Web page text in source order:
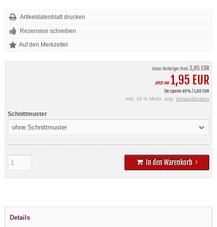
Artikeldatenblatt drucken
Rezension schreiben
Unser bisheriger Preis3,85 EUR
Jetzt nur1,95 EUR
Sie sparen 49% / 1,90 EUR
inkl. 19 % MwSt. zzgl. Versandkosten
Schnittmuster
ohne Schnittmuster
In den Warenkorb
Details